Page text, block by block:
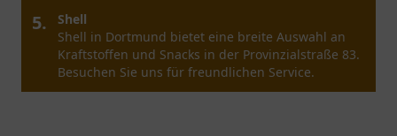
5.
ARAL TANKSTELLE KÖLN MARSDORF
Besuchen Sie die ARAL Tankstelle Köln Marsdorf
für hochwertigen Kraftstoff, Snacks und eine
angenehme Shopping-Erfahrung.